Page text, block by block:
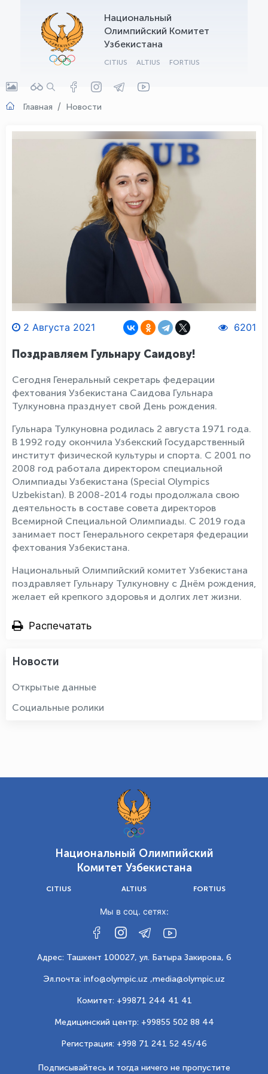
Национальный
Олимпийский Комитет
Узбекистана
CITIUS ALTIUS FORTIUS
Главная Новости
2 Августа 2021 6201
Поздравляем Гульнару Саидову!
Сегодня Генеральный секретарь федерации
фехтования Узбекистана Саидова Гульнара
Тулкуновна празднует свой День рождения.
Гульнара Тулкуновна родилась 2 августа 1971 года.
В 1992 году окончила Узбекский Государственный
институт физической культуры и спорта. С 2001 по
2008 год работала директором специальной
Олимпиады Узбекистана (Special Olympics
Uzbekistan). В 2008-2014 годы продолжала свою
деятельность в составе совета директоров
Всемирной Специальной Олимпиады. С 2019 года
занимает пост Генерального секретаря федерации
фехтования Узбекистана.
Национальный Олимпийский комитет Узбекистана
поздравляет Гульнару Тулкуновну с Днём рождения,
желает ей крепкого здоровья и долгих лет жизни.
Распечатать
Новости
Открытые данные
Социальные ролики
Национальный Олимпийский
Комитет Узбекистана
CITIUS ALTIUS FORTIUS
Мы в соц. сетях:
Адрес: Ташкент 100027, ул. Батыра Закирова, 6
Эл.почта: info@olympic.uz ,media@olympic.uz
Комитет: +99871 244 41 41
Медицинский центр: +99855 502 88 44
Регистрация: +998 71 241 52 45/46
Подписывайтесь и тогда ничего не пропустите
OLYMPCHIK AI - yordamchi
Онлайн · olympic.uz